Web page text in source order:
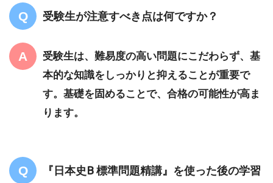
受験生が注意すべき点は何ですか？
受験生は、難易度の高い問題にこだわらず、基
本的な知識をしっかりと抑えることが重要で
す。基礎を固めることで、合格の可能性が高ま
ります。
『日本史B 標準問題精講』を使った後の学習